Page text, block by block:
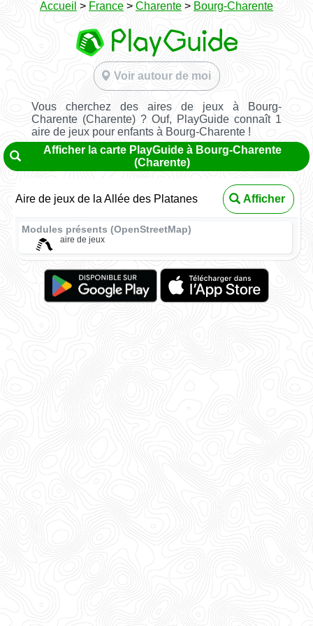
Accueil > France > Charente > Bourg-Charente
Voir autour de moi
Vous cherchez des aires de jeux à Bourg-
Charente (Charente) ? Ouf, PlayGuide connaît 1
aire de jeux pour enfants à Bourg-Charente !
Afficher la carte PlayGuide à Bourg-Charente
(Charente)
Aire de jeux de la Allée des Platanes Afficher
Modules présents (OpenStreetMap)
aire de jeux